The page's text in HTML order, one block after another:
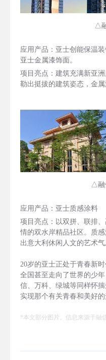
△
应用产品：亚士创能保温
亚士金属漆饰面。
项目亮点：建筑充满新亚
勒出挺拔的建筑姿态，金
△融
应用产品：亚士质感涂料
项目亮点：以双拼、联排
情的双水岸精品社区。质
出意大利休闲人文的艺术气
20岁的亚士正处于青春新
全国甚至走向了世界的少
信、万科、绿城等同样怀
实现那个有关青春和美好的
*本文部分图片、信息来源于融